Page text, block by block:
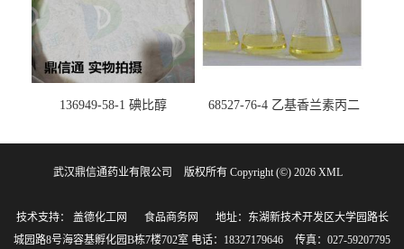
136949-58-1 碘比醇
68527-76-4 乙基香兰素丙二
剂 -香精香料 -鼎信通李杰
武汉鼎信通药业有限公司 版权所有 Copyright (©) 2026 XML
技术支持： 盖德化工网 食品商务网
地址：东湖新技术开发区大学园路长
城园路8号海容基孵化园B栋7楼702室 电话：18327179646 传真：027-59207795